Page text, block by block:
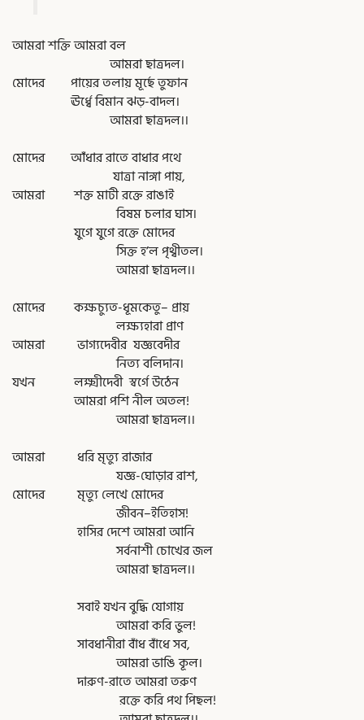
আমরা শক্তি আমরা বল
আমরা ছাত্রদল।
মোদের পায়ের তলায় মূর্ছে তুফান
ঊর্ধ্বে বিমান ঝড়-বাদল।
আমরা ছাত্রদল।।
মোদের আঁধার রাতে বাধার পথে
যাত্রা নাঙ্গা পায়,
আমরা শক্ত মাটী রক্তে রাঙাই
বিষম চলার ঘাস।
যুগে যুগে রক্তে মোদের
সিক্ত হ’ল পৃথ্বীতল।
আমরা ছাত্রদল।।
মোদের কক্ষচ্যুত-ধূমকেতু– প্রায়
লক্ষ্যহারা প্রাণ
আমরা ভাগ্যদেবীর যজ্ঞবেদীর
নিত্য বলিদান।
যখন লক্ষ্মীদেবী স্বর্গে উঠেন
আমরা পশি নীল অতল!
আমরা ছাত্রদল।।
আমরা ধরি মৃত্যু রাজার
যজ্ঞ-ঘোড়ার রাশ,
মোদের মৃত্যু লেখে মোদের
জীবন–ইতিহাস!
হাসির দেশে আমরা আনি
সর্বনাশী চোখের জল
আমরা ছাত্রদল।।
সবাই যখন বুদ্ধি যোগায়
আমরা করি ভুল!
সাবধানীরা বাঁধ বাঁধে সব,
আমরা ভাঙি কূল।
দারুণ-রাতে আমরা তরুণ
রক্তে করি পথ পিছল!